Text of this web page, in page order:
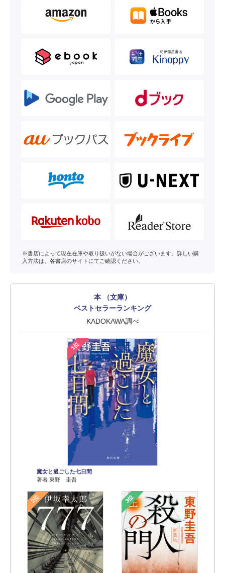
※書店によって現在在庫や取り扱いがない場合がございます。詳しい購
入方法は、各書店のサイトにてご確認ください。
本 （文庫）
ベストセラーランキング
KADOKAWA調べ
1位
魔女と過ごした七日間
著者 東野 圭吾
2位 3位